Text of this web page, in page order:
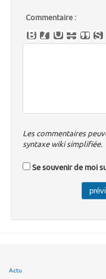
Commentaire :
Les commentaires
syntaxe wiki simplifiée.
Se souvenir de moi
Actu